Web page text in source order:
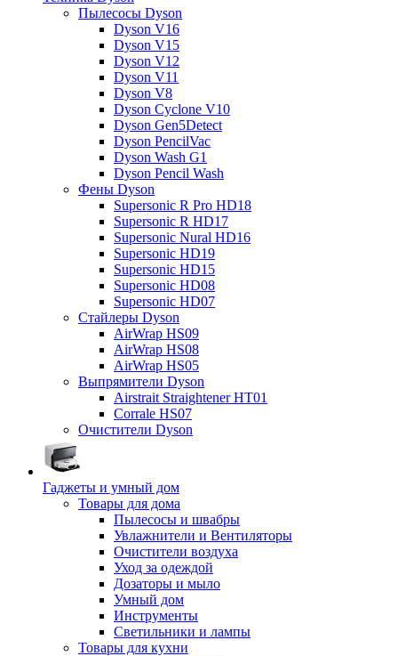
Пылесосы Dyson
Dyson V16
Dyson V15
Dyson V12
Dyson V11
Dyson V8
Dyson Cyclone V10
Dyson Gen5Detect
Dyson PencilVac
Dyson Wash G1
Dyson Pencil Wash
Фены Dyson
Supersonic R Pro HD18
Supersonic R HD17
Supersonic Nural HD16
Supersonic HD19
Supersonic HD15
Supersonic HD08
Supersonic HD07
Стайлеры Dyson
AirWrap HS09
AirWrap HS08
AirWrap HS05
Выпрямители Dyson
Airstrait Straightener HT01
Corrale HS07
Очистители Dyson
Гаджеты и умный дом
Товары для дома
Пылесосы и швабры
Увлажнители и Вентиляторы
Очистители воздуха
Уход за одеждой
Дозаторы и мыло
Умный дом
Инструменты
Светильники и лампы
Товары для кухни